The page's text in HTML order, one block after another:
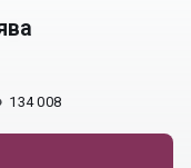
134 008